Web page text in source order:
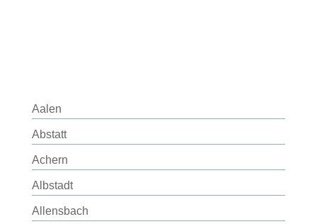
Aalen
Abstatt
Achern
Albstadt
Allensbach